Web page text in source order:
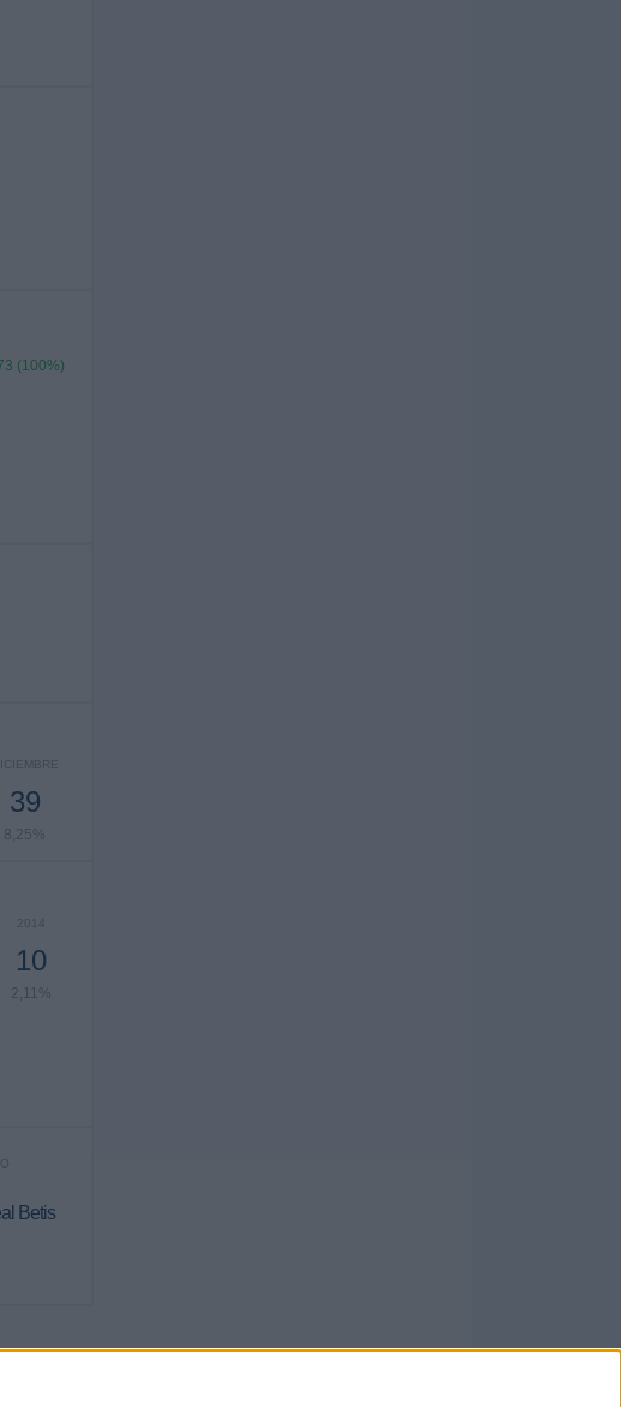
(100%)
39
8,25%
2014
10
2,11%
Betis